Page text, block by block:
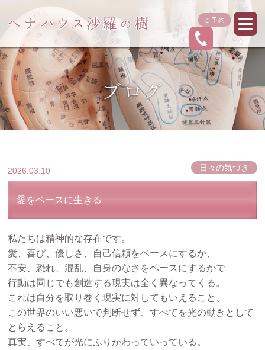
ご予約
ブログ
日々の気づき
2026.03.10
愛をベースに生きる
私たちは精神的な存在です。
愛、喜び、優しさ、自己信頼をベースにするか、
不安、恐れ、混乱、自身のなさをベースにするかで
行動は同じでも創造する現実は全く異なってくる。
これは自分を取り巻く現実に対してもいえること、
この世界のいい悪いで判断せず、すべてを光の動きとして
とらえること。
真実、すべてが光にふりかわっていっている。